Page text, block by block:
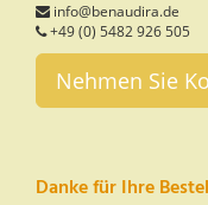
info@benaudira.de
+49 (0) 5482 926 505
Nehmen Sie
Danke für Ihre